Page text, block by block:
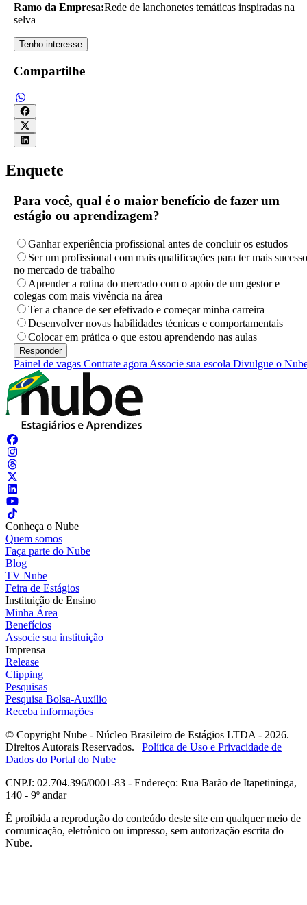
Ramo da Empresa:Rede de lanchonetes temáticas inspiradas na
selva
Tenho interesse
Compartilhe
Enquete
Para você, qual é o maior benefício de fazer um
estágio ou aprendizagem?
Ganhar experiência profissional antes de concluir os estudos
Ser um profissional com mais qualificações para ter mais sucesso
no mercado de trabalho
Aprender a rotina do mercado com o apoio de um gestor e
colegas com mais vivência na área
Ter a chance de ser efetivado e começar minha carreira
Desenvolver novas habilidades técnicas e comportamentais
Colocar em prática o que estou aprendendo nas aulas
Painel de vagas Contrate agora Associe sua escola Divulgue o
Conheça o Nube
Quem somos
Faça parte do Nube
Blog
TV Nube
Feira de Estágios
Instituição de Ensino
Minha Área
Benefícios
Associe sua instituição
Imprensa
Release
Clipping
Pesquisas
Pesquisa Bolsa-Auxílio
Receba informações
© Copyright Nube - Núcleo Brasileiro de Estágios LTDA - 2026.
Direitos Autorais Reservados. | Política de Uso e Privacidade de
Dados do Portal do Nube
CNPJ: 02.704.396/0001-83 - Endereço: Rua Barão de Itapetininga,
140 - 9º andar
É proibida a reprodução do conteúdo deste site em qualquer meio de
comunicação, eletrônico ou impresso, sem autorização escrita do
Nube.